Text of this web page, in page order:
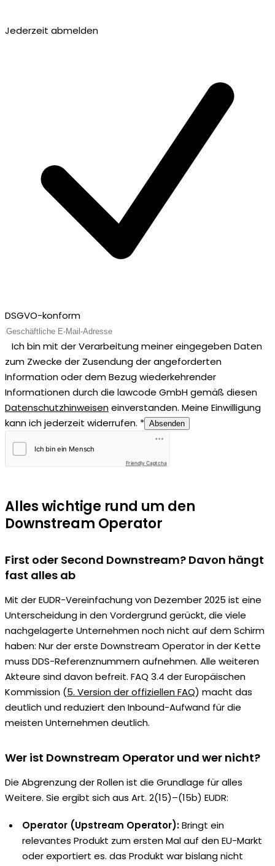
Jederzeit abmelden
DSGVO-konform
Ich bin mit der Verarbeitung meiner eingegeben Daten
zum Zwecke der Zusendung der angeforderten
Information oder dem Bezug wiederkehrender
Informationen durch die lawcode GmbH gemäß diesen
Datenschutzhinweiseneinverstanden. Meine Einwilligung
kann ich jederzeit widerrufen. * Absenden
Friendly Captcha
Alles wichtige rund um den
Downstream Operator
First oder Second Downstream? Davon hängt
fast alles ab
Mit der EUDR-Vereinfachung von Dezember 2025 ist eine
Unterscheidung in den Vordergrund gerückt, die viele
nachgelagerte Unternehmen noch nicht auf dem Schirm
haben: Nur der erste Downstream Operator in der Kette
muss DDS-Referenznummern aufnehmen. Alle weiteren
Akteure sind davon befreit. FAQ 3.4 der Europäischen
Kommission (5. Version der offiziellen FAQ) macht das
deutlich und reduziert den Inbound-Aufwand für die
meisten Unternehmen deutlich.
Wer ist Downstream Operator und wer nicht?
Die Abgrenzung der Rollen ist die Grundlage für alles
Weitere. Sie ergibt sich aus Art. 2(15)–(15b) EUDR:
Operator (Upstream Operator):Bringt ein
relevantes Produkt zum ersten Mal auf den EU-Markt
oder exportiert es. das Produkt war bislang nicht